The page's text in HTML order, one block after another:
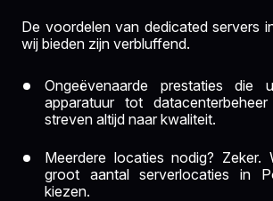
De voordelen van dedicated servers
wij bieden zijn verbluffend.
Ongeëvenaarde prestaties die
apparatuur tot
streven altijd naar kwaliteit.
Meerdere locaties nodig? Zeker.
groot aantal serverlocaties in
kiezen.